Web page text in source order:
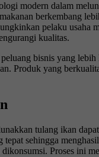
modern dalam
berkembang
pelaku usaha
kualitas.
bisnis yang
Produk yang
tulang ikan
tepat sehingga
Proses ini